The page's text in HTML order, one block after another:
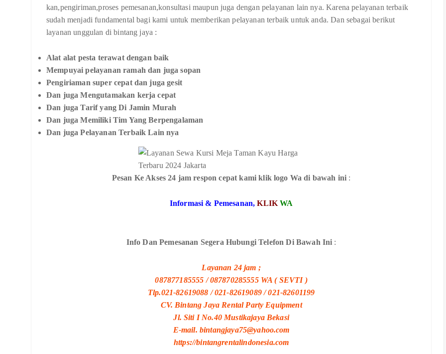
kan,pengiriman,proses pemesanan,konsultasi maupun juga dengan pelayanan lain nya. Karena pelayanan terbaik
sudah menjadi fundamental bagi kami untuk memberikan pelayanan terbaik untuk anda. Dan sebagai berikut
layanan unggulan di bintang jaya :
Alat alat pesta terawat dengan baik
Mempuyai pelayanan ramah dan juga sopan
Pengiriaman super cepat dan juga gesit
Dan juga Mengutamakan kerja cepat
Dan juga Tarif yang Di Jamin Murah
Dan juga Memiliki Tim Yang Berpengalaman
Dan juga Pelayanan Terbaik Lain nya
Pesan Ke Akses 24 jam respon cepat kami klik logo Wa di bawah ini :
Informasi & Pemesanan,KLIK WA
Info Dan Pemesanan Segera Hubungi Telefon Di Bawah Ini :
Layanan 24 jam ;
087877185555 / 087870285555 WA ( SEVTI )
Tlp.021-82619088 / 021-82619089 / 021-82601199
CV. Bintang Jaya Rental Party Equipment
Jl. Siti I No.40 Mustikajaya Bekasi
E-mail. bintangjaya75@yahoo.com
https://bintangrentalindonesia.com